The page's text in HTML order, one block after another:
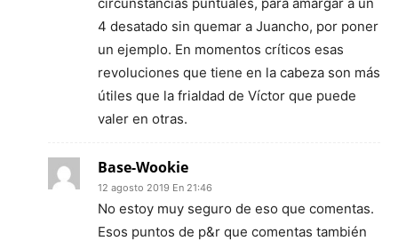
4 desatado sin quemar a Juancho, por poner
un ejemplo. En momentos críticos esas
revoluciones que tiene en la cabeza son más
útiles que la frialdad de Víctor que puede
valer en otras.
Base-Wookie
12 agosto 2019 En 21:46
No estoy muy seguro de eso que comentas.
Esos puntos de p&r que comentas también